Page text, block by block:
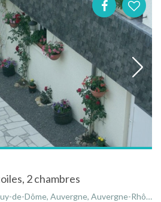
2 chambres
Auvergne, Auvergne-Rhône-Alpes, France